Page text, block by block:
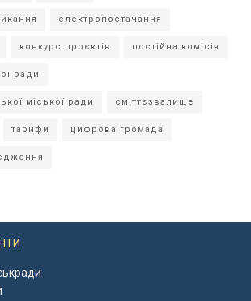
електропостачання
конкурс проєктів постійна комісія
ради
міської ради сміттєзвалище
тарифи цифрова громада